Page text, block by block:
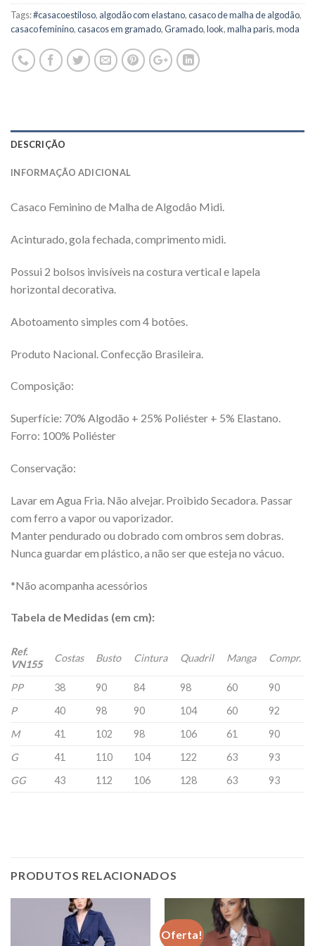
Tags:#casacoestiloso, algodão com elastano,casaco de malha de algodão,
casaco feminino,casacos em gramado,Gramado,look,malha paris,moda
DESCRIÇÃO
INFORMAÇÃO ADICIONAL
Casaco Feminino de Malha de Algodâo Midi.
Acinturado, gola fechada, comprimento midi.
Possui 2 bolsos invisíveis na costura vertical e lapela
horizontal decorativa.
Abotoamento simples com 4 botões.
Produto Nacional. Confecção Brasileira.
Composição:
Superfície: 70% Algodão + 25% Poliéster + 5% Elastano.
Forro: 100% Poliéster
Conservação:
Lavar em Agua Fria. Não alvejar. Proibido Secadora. Passar
com ferro a vapor ou vaporizador.
Manter pendurado ou dobrado com ombros sem dobras.
Nunca guardar em plástico, a não ser que esteja no vácuo.
*Não acompanha acessórios
Tabela de Medidas (em cm):
Ref.
VN155
Costas Busto Cintura Quadril Manga Compr.
PP 38 90 84 98 60
90
P
40 98 90 104 60
92
M
41 102 98 106 61
90
G
41 110 104 122 63
93
GG
43 112 106 128 63 93
PRODUTOS RELACIONADOS
Oferta!